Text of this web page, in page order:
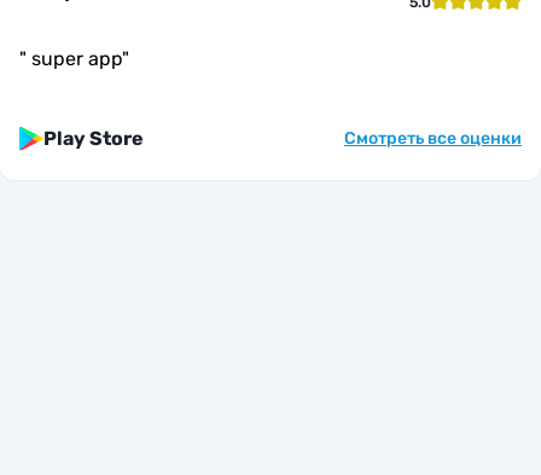
" super app"
Play Store Смотреть все оценки